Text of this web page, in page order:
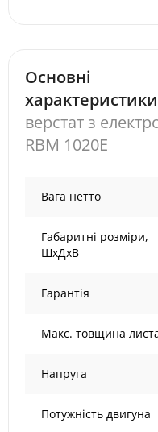
Основні
характеристики
верстат з
RBM 1020E
Вага нетто
Габаритні розміри,
ШхДхВ
Гарантія
Макс. товщина
Напруга
Потужність двигуна